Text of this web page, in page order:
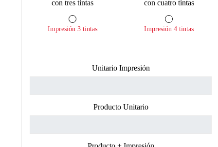
Impresión 3 tintas Impresión 4 tintas
Unitario Impresión
Producto Unitario